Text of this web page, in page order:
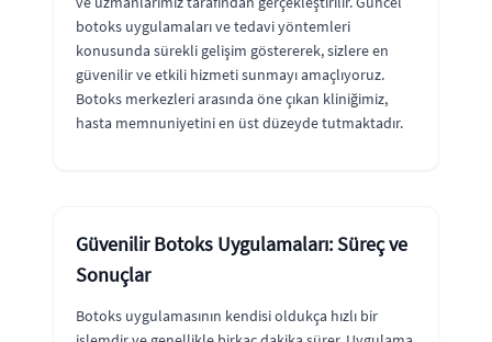
botoks uygulamaları ve tedavi yöntemleri
konusunda sürekli gelişim göstererek, sizlere en
güvenilir ve etkili hizmeti sunmayı amaçlıyoruz.
Botoks merkezleri arasında öne çıkan kliniğimiz,
hasta memnuniyetini en üst düzeyde tutmaktadır.
Güvenilir Botoks Uygulamaları: Süreç ve
Sonuçlar
Botoks uygulamasının kendisi oldukça hızlı bir